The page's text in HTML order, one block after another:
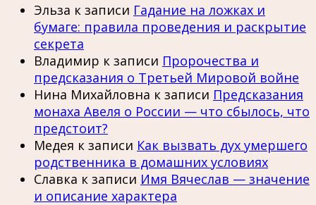
Эльза к записи Гадание на ложках и
бумаге: правила проведения и раскрытие
секрета
Владимир к записи Пророчества и
предсказания о Третьей Мировой войне
Нина Михайловна к записи Предсказания
монаха Авеля о России — что сбылось, что
предстоит?
Медея к записи Как вызвать дух умершего
родственника в домашних условиях
Славка к записи Имя Вячеслав — значение
и описание характера